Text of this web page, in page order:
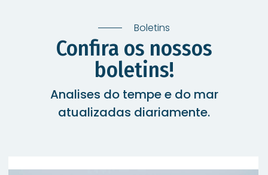
Boletins
Confira os nossos
boletins!
Analises do tempe e do mar
atualizadas diariamente.